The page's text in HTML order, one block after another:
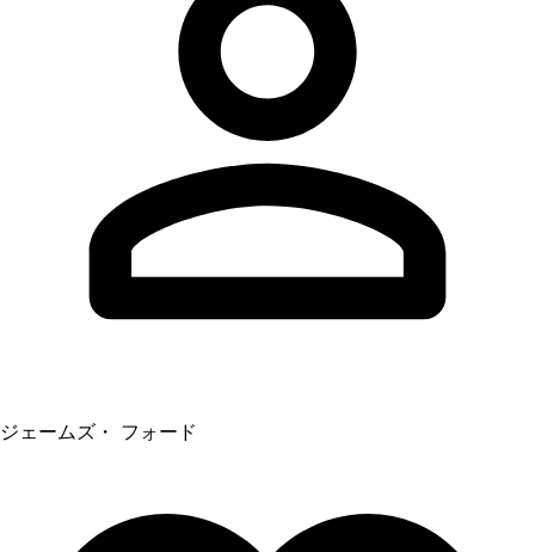
ジェームズ・ フォード